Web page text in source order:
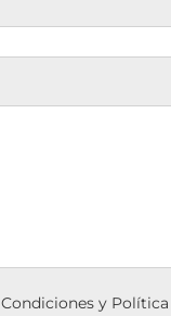
Condiciones y Política